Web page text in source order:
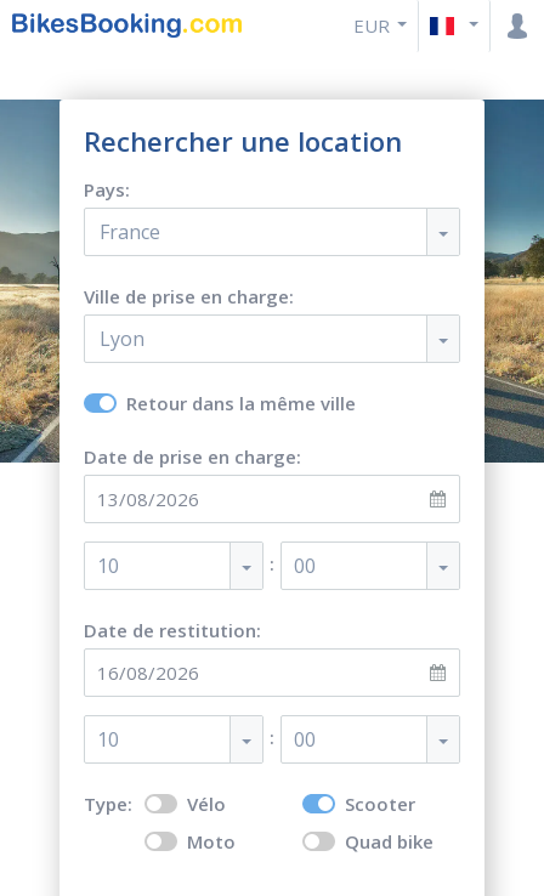
EUR
Rechercher une location
Pays:
France
Ville de prise en charge:
Lyon
Retour dans la même ville
Date de prise en charge:
10 : 00
Date de restitution:
10 : 00
Type: Vélo
Scooter
Moto
Quad bike